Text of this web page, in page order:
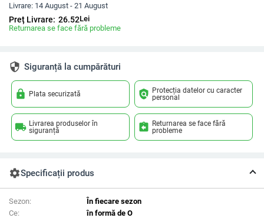
Livrare: 14 August - 21 August
Preț Livrare: 26.52Lei
Returnarea se face fără probleme
security Siguranță la cumpărături
lock Plata securizată policy Protecția datelor cu caracter
personal
local_shipping Livrarea produselor în
siguranță
assignment_return Returnarea se face fără
probleme
settingsSpecificații produs
Sezon:
În fiecare sezon
Ce:
în formă de O